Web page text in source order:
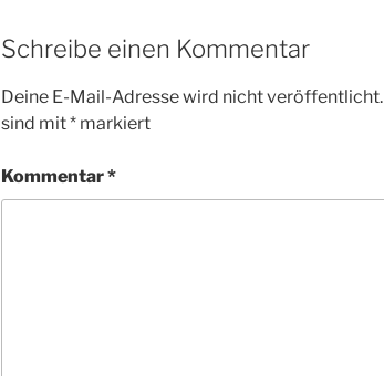
Schreibe einen Kommentar
Deine E-Mail-Adresse wird nicht veröffentlicht.
sind mit* markiert
Kommentar*